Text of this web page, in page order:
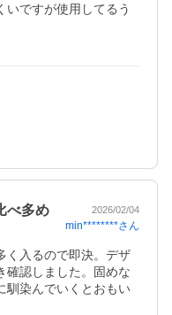
いですが使用してるう
べ多め 2026/02/04
min********さん
く入るので即決。デザ
確認しました。固めな
馴染んでいくとおもい